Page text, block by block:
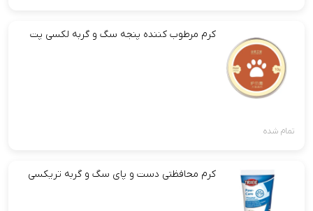
کرم مرطوب کننده پنجه سگ و گربه لکسی پت
تمام شده
کرم محافظتی دست و پای سگ و گربه تریکسی